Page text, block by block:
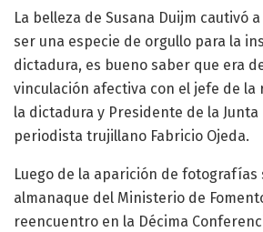
La belleza de Susana Duijm cautivó
ser una especie de orgullo para la
dictadura, es bueno saber que era
vinculación afectiva con el jefe de la
la dictadura y Presidente de la
periodista trujillano Fabricio Ojeda.
Luego de la aparición de fotografías
almanaque del Ministerio de
reencuentro en la Décima